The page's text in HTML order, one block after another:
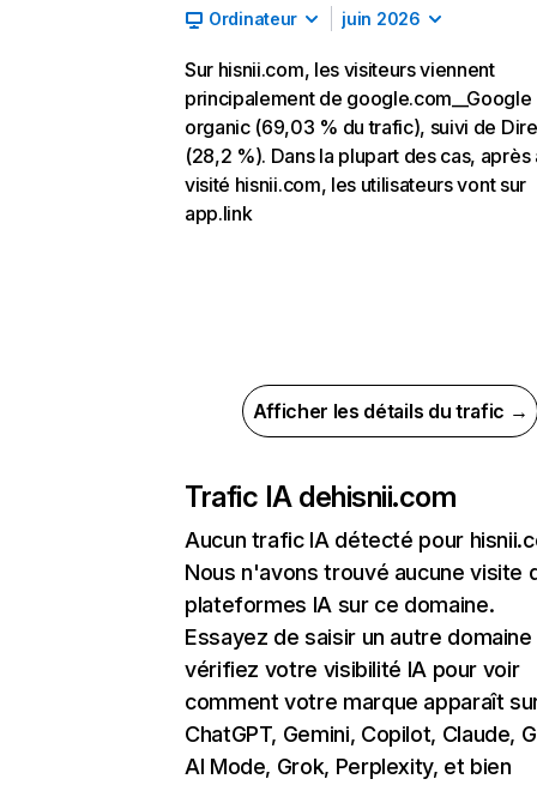
Ordinateur juin 2026
Sur hisnii.com, les visiteurs viennent
principalement de google.com__Google
organic (69,03 % du trafic), suivi de
(28,2 %). Dans la plupart des cas, après
visité hisnii.com, les utilisateurs vont sur
app.link
Afficher les détails du trafic →
Trafic IA dehisnii.com
Aucun trafic IA détecté pour
Nous n'avons trouvé aucune visite
plateformes IA sur ce domaine.
Essayez de saisir un autre domaine
vérifiez votre visibilité IA pour voir
comment votre marque apparaît
ChatGPT, Gemini, Copilot, Claude,
AI Mode, Grok, Perplexity, et bien